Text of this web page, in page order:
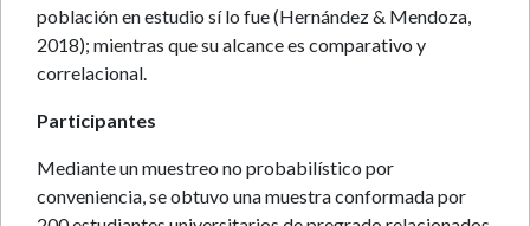
población en estudio sí lo fue (Hernández & Mendoza,
2018); mientras que su alcance es comparativo y
correlacional.
Participantes
Mediante un muestreo no probabilístico por
conveniencia, se obtuvo una muestra conformada por